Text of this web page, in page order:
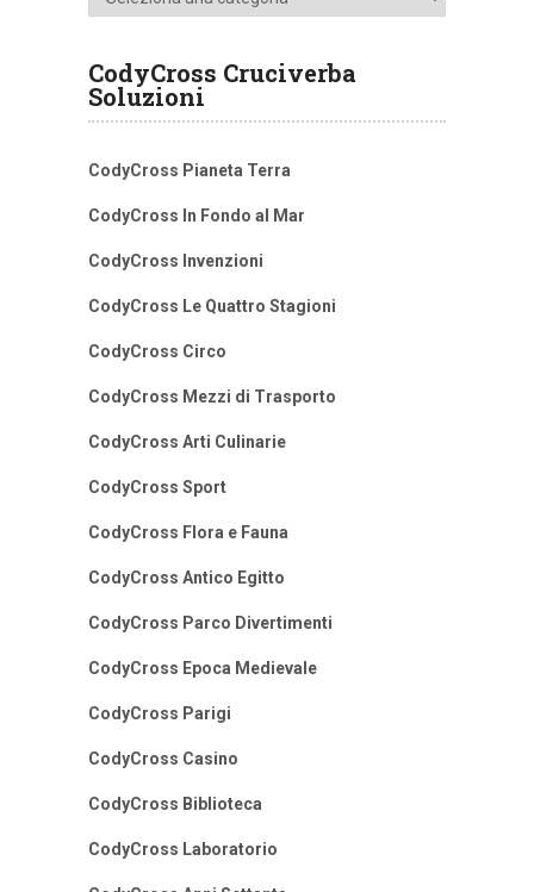
CodyCross Cruciverba
Soluzioni
CodyCross Pianeta Terra
CodyCross In Fondo al Mar
CodyCross Invenzioni
CodyCross Le Quattro Stagioni
CodyCross Circo
CodyCross Mezzi di Trasporto
CodyCross Arti Culinarie
CodyCross Sport
CodyCross Flora e Fauna
CodyCross Antico Egitto
CodyCross Parco Divertimenti
CodyCross Epoca Medievale
CodyCross Parigi
CodyCross Casino
CodyCross Biblioteca
CodyCross Laboratorio